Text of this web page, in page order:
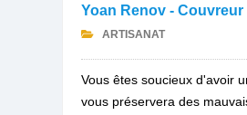
Yoan Renov - Couvreur
ARTISANAT
Vous êtes soucieux d'avoir
vous préservera des